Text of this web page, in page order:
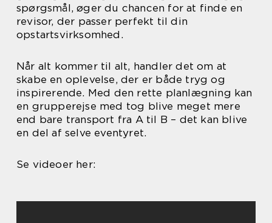
spørgsmål, øger du chancen for at finde en
revisor, der passer perfekt til din
opstartsvirksomhed.
Når alt kommer til alt, handler det om at
skabe en oplevelse, der er både tryg og
inspirerende. Med den rette planlægning kan
en grupperejse med tog blive meget mere
end bare transport fra A til B – det kan blive
en del af selve eventyret.
Se videoer her: